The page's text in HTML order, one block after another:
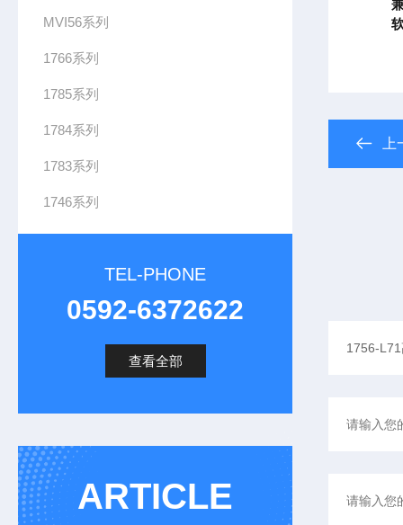
MVI56系列
1766系列
1785系列
1784系列
1783系列
1746系列
TEL-PHONE
0592-6372622
查看全部
ARTICLE